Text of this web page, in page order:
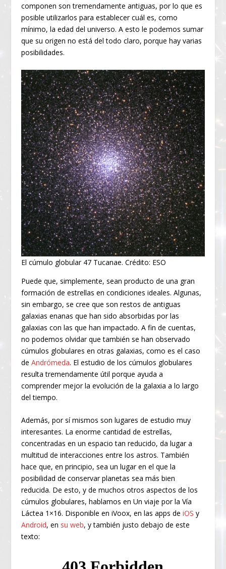
componen son tremendamente antiguas, por lo que es
posible utilizarlos para establecer cuál es, como
mínimo, la edad del universo. A esto le podemos sumar
que su origen no está del todo claro, porque hay varias
posibilidades.
El cúmulo globular 47 Tucanae. Crédito: ESO
Puede que, simplemente, sean producto de una gran
formación de estrellas en condiciones ideales. Algunas,
sin embargo, se cree que son restos de antiguas
galaxias enanas que han sido absorbidas por las
galaxias con las que han impactado. A fin de cuentas,
no podemos olvidar que también se han observado
cúmulos globulares en otras galaxias, como es el caso
deAndrómeda. El estudio de los cúmulos globulares
resulta tremendamente útil porque ayuda a
comprender mejor la evolución de la galaxia a lo largo
del tiempo.
Además, por sí mismos son lugares de estudio muy
interesantes. La enorme cantidad de estrellas,
concentradas en un espacio tan reducido, da lugar a
multitud de interacciones entre los astros. También
hace que, en principio, sea un lugar en el que la
posibilidad de conservar planetas sea más bien
reducida. De esto, y de muchos otros aspectos de los
cúmulos globulares, hablamos en Un viaje por la Vía
Láctea 1×16. Disponible en iVoox, en las apps deiOS y
Android, en su web, y también justo debajo de este
texto: